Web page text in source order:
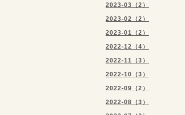
2023-03（2）
2023-02（2）
2023-01（2）
2022-12（4）
2022-11（3）
2022-10（3）
2022-09（2）
2022-08（3）